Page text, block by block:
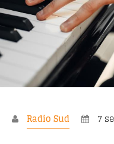
Radio Sud 7